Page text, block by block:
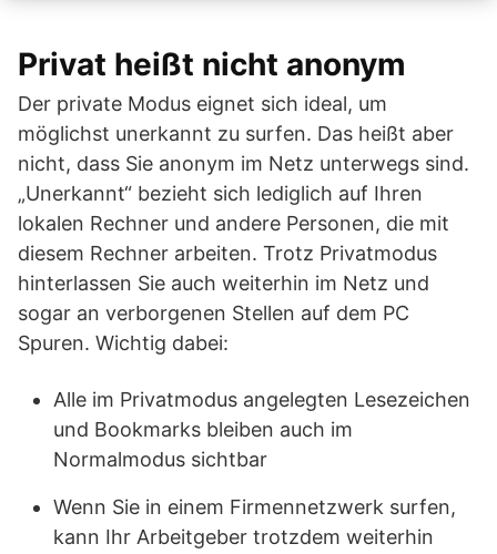
Privat heißt nicht anonym
Der private Modus eignet sich ideal, um
möglichst unerkannt zu surfen. Das heißt aber
nicht, dass Sie anonym im Netz unterwegs sind.
„Unerkannt“ bezieht sich lediglich auf Ihren
lokalen Rechner und andere Personen, die mit
diesem Rechner arbeiten. Trotz Privatmodus
hinterlassen Sie auch weiterhin im Netz und
sogar an verborgenen Stellen auf dem PC
Spuren. Wichtig dabei:
Alle im Privatmodus angelegten Lesezeichen
und Bookmarks bleiben auch im
Normalmodus sichtbar
Wenn Sie in einem Firmennetzwerk surfen,
kann Ihr Arbeitgeber trotzdem weiterhin